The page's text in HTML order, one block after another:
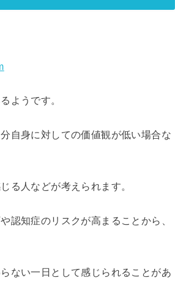
ようです。
自身に対しての価値観が低い場合な
る人などが考えられます。
認知症のリスクが高まることから、
ない一日として感じられることがあ